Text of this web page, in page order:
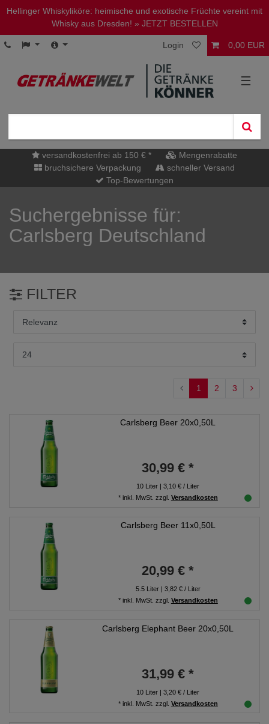
Hellinger Whiskyliköre: heimische und exotische Früchte vereint mit
Whisky aus Dresden! » JETZT BESTELLEN
Login 0,00 EUR
☰
versandkostenfrei ab 150 € *
Mengenrabatte
bruchsichere Verpackung
schneller Versand
Top-Bewertungen
Suchergebnisse für:
Carlsberg Deutschland
FILTER
1 2 3
Carlsberg Beer 20x0,50L
30,99 € *
10 Liter | 3,10 € / Liter
* inkl. MwSt. zzgl. Versandkosten
Carlsberg Beer 11x0,50L
20,99 € *
5.5Liter| 3,82 € / Liter
* inkl. MwSt. zzgl. Versandkosten
Carlsberg Elephant Beer 20x0,50L
31,99 € *
10 Liter | 3,20 € / Liter
* inkl. MwSt. zzgl. Versandkosten